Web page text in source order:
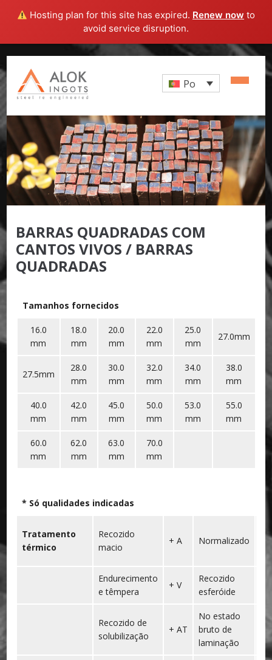
Hosting plan for this site has expired. Renew now to
avoid service disruption.
Po
BARRAS QUADRADAS COM
CANTOS VIVOS / BARRAS
QUADRADAS
Tamanhos fornecidos
16.0
mm
18.0
mm
20.0
mm
22.0
mm
25.0
mm
27.0mm
27.5mm
28.0
mm
30.0
mm
32.0
mm
34.0
mm
38.0
mm
40.0
mm
42.0
mm
45.0
mm
50.0
mm
53.0
mm
55.0
mm
60.0
mm
62.0
mm
63.0
mm
70.0
mm
* Só qualidades indicadas
Tratamento
térmico
Recozido
macio
+ A Normalizado
+
Endurecimento
e têmpera
+ V
Recozido
esferóide
Recozido de
solubilização
+ AT
No estado
bruto de
laminação